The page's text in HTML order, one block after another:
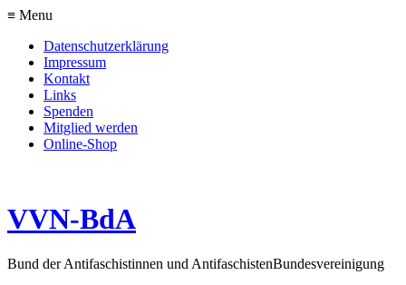
≡ Menu
Datenschutzerklärung
Impressum
Kontakt
Links
Spenden
Mitglied werden
Online-Shop
VVN-BdA
Bund der Antifaschistinnen und AntifaschistenBundesvereinigung